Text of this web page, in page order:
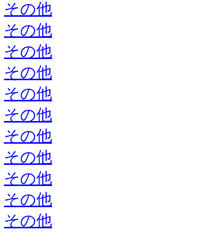
その他
その他
その他
その他
その他
その他
その他
その他
その他
その他
その他